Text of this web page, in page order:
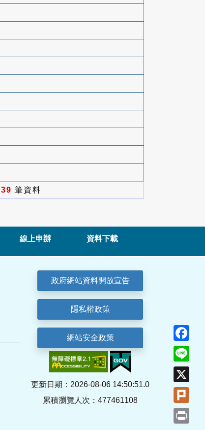
筆資料
線上申辦 資料下載
政府網站資料開放宣告
隱私權政策
網站安全政策
更新日期：2026-08-06 14:50:51.0
累積瀏覽人次：477461108